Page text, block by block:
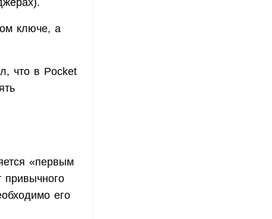
ключе, а
что в Pocket
«первым
привычного
его